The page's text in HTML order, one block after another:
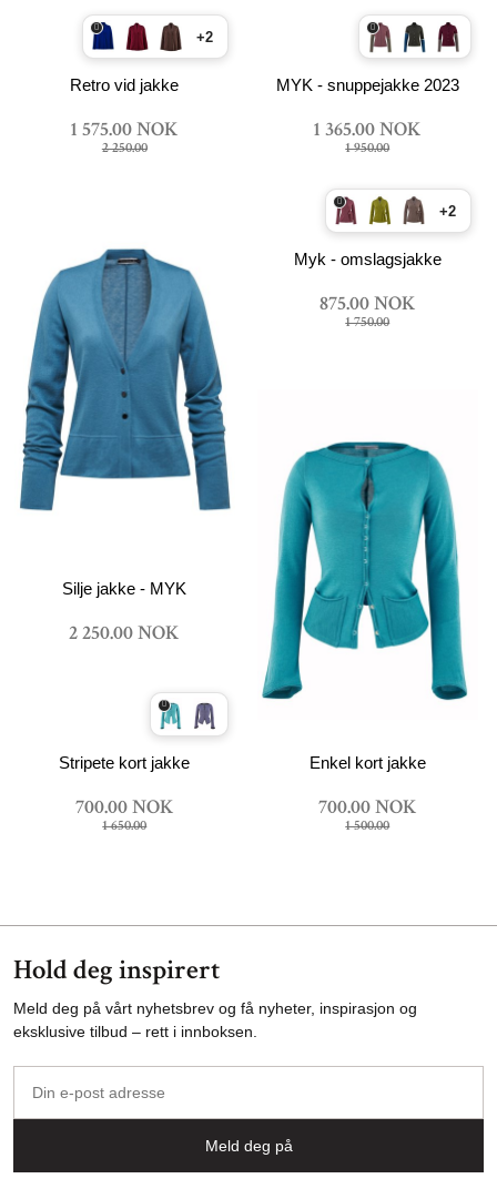
+2
Retro vid jakke
1 575.00 NOK
2 250.00
MYK - snuppejakke 2023
1 365.00 NOK
1 950.00
Silje jakke - MYK
2 250.00 NOK
+2
Myk - omslagsjakke
875.00 NOK
1 750.00
Enkel kort jakke
700.00 NOK
1 500.00
Stripete kort jakke
700.00 NOK
1 650.00
Hold deg inspirert
Meld deg på vårt nyhetsbrev og få nyheter, inspirasjon og
eksklusive tilbud – rett i innboksen.
post
Meld deg på